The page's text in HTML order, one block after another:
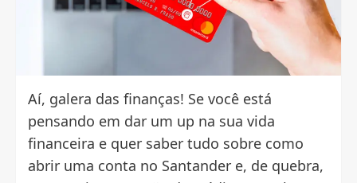
Aí, galera das finanças! Se você está
pensando em dar um up na sua vida
financeira e quer saber tudo sobre como
abrir uma conta no Santander e, de quebra,